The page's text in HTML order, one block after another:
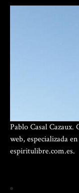
Pablo Casal
web, especializada
espiritulibre.com.es.